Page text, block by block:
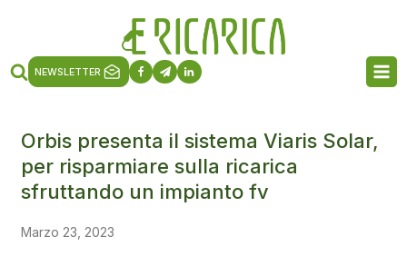
NEWSLETTER
Orbis presenta il sistema Viaris Solar,
per risparmiare sulla ricarica
sfruttando un impianto fv
Marzo 23, 2023